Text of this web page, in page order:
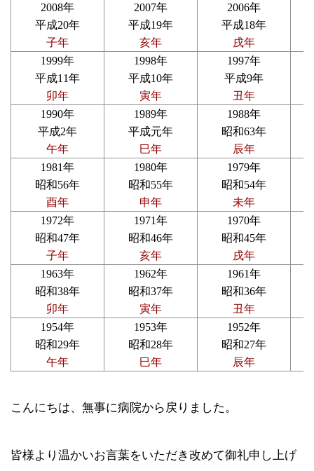
2008年
平成20年
子年
2007年
平成19年
亥年
2006年
平成18年
戌年
1999年
平成11年
卯年
1998年
平成10年
寅年
1997年
平成9年
丑年
1990年
平成2年
午年
1989年
平成元年
巳年
1988年
昭和63年
辰年
1981年
昭和56年
酉年
1980年
昭和55年
申年
1979年
昭和54年
未年
1972年
昭和47年
子年
1971年
昭和46年
亥年
1970年
昭和45年
戌年
1963年
昭和38年
卯年
1962年
昭和37年
寅年
1961年
昭和36年
丑年
1954年
昭和29年
午年
1953年
昭和28年
巳年
1952年
昭和27年
辰年
こんにちは、無事に病院から戻りました。
皆様より温かいお言葉をいただき改めて御礼申し上げ